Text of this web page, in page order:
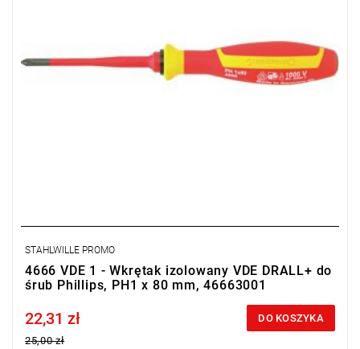
STAHLWILLE PROMO
4666 VDE 1 - Wkrętak izolowany VDE DRALL+ do
śrub Phillips, PH1 x 80 mm, 46663001
Price tax included
22,31 zł
25,00 zł
DO KOSZYKA